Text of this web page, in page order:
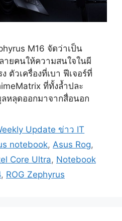
M16 จัดว่าเป็น
ายคนให้ความสนใจในผี
ตัวเครื่องที่เบา ฟีเจอร์ที่
ที่ทั้งล้ำปละ
หลุดออกมาจากสื่อนอก
Update ข่าว IT
notebook, Asus Rog,
Core Ultra, Notebook
, ROG Zephyrus